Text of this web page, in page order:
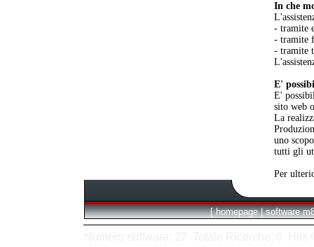
In che
- tramite
- tramite
- tramite
E'
E'
sito web
La
uno
tutti gli
Per
[ homepage | software